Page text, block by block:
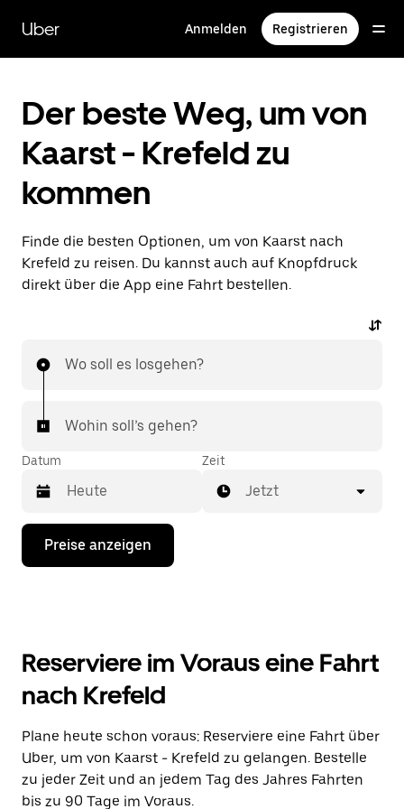
zum
Hauptinhalt
Uber Anmelden Registrieren
Der beste Weg, um von
Kaarst - Krefeld zu
kommen
Finde die besten Optionen, um von Kaarst nach
Krefeld zu reisen. Du kannst auch auf Knopfdruck
direkt über die App eine Fahrt bestellen.
Wo soll es losgehen?
Wohin soll’s gehen?
Datum
Drücke
Nach-
Kalender
interagieren
ein
Datum
auszuwählen.
Drücke
die
Zeit
Jetzt
Preise anzeigen
Reserviere im Voraus eine Fahrt
nach Krefeld
Plane heute schon voraus: Reserviere eine Fahrt über
Uber, um von Kaarst - Krefeld zu gelangen. Bestelle
zu jeder Zeit und an jedem Tag des Jahres Fahrten
bis zu 90 Tage im Voraus.